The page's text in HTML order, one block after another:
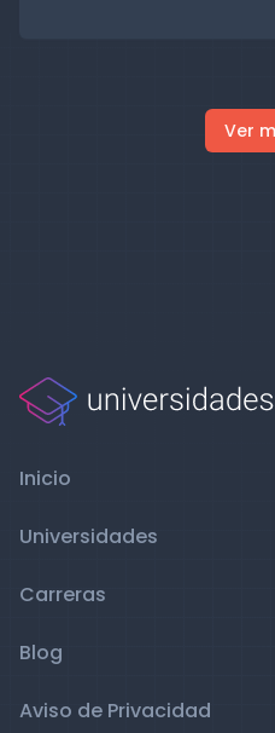
Ver
Inicio
Universidades
Carreras
Blog
Aviso de Privacidad